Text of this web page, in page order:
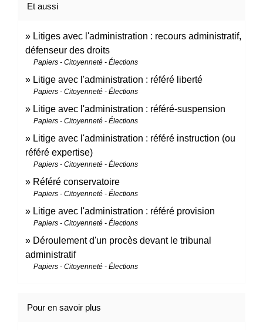
Et aussi
Litiges avec l'administration : recours administratif,
défenseur des droits
Papiers - Citoyenneté - Élections
Litige avec l'administration : référé liberté
Papiers - Citoyenneté - Élections
Litige avec l'administration : référé-suspension
Papiers - Citoyenneté - Élections
Litige avec l'administration : référé instruction (ou
référé expertise)
Papiers - Citoyenneté - Élections
Référé conservatoire
Papiers - Citoyenneté - Élections
Litige avec l'administration : référé provision
Papiers - Citoyenneté - Élections
Déroulement d'un procès devant le tribunal
administratif
Papiers - Citoyenneté - Élections
Pour en savoir plus